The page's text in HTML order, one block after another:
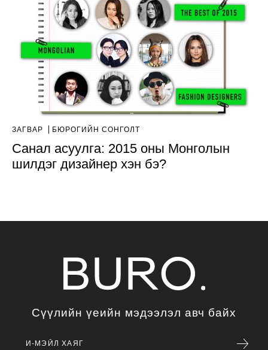
ЗАГВАР БЮРОГИЙН СОНГОЛТ
Санал асуулга: 2015 оны Монголын
шилдэг дизайнер хэн бэ?
Сүүлийн үеийн мэдээлэл авч байх